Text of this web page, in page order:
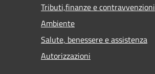
Tributi,finanze e contravvenzioni
Ambiente
Salute, benessere e assistenza
Autorizzazioni